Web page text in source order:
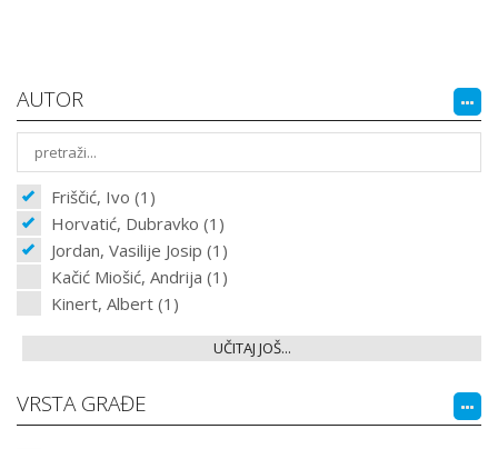
AUTOR
Friščić, Ivo (1)
Horvatić, Dubravko (1)
Jordan, Vasilije Josip (1)
Kačić Miošić, Andrija (1)
Kinert, Albert (1)
UČITAJ JOŠ...
VRSTA GRAĐE